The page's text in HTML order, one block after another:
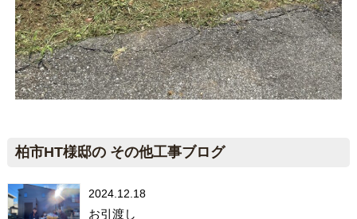
柏市HT様邸の その他工事ブログ
2024.12.18
お引渡し